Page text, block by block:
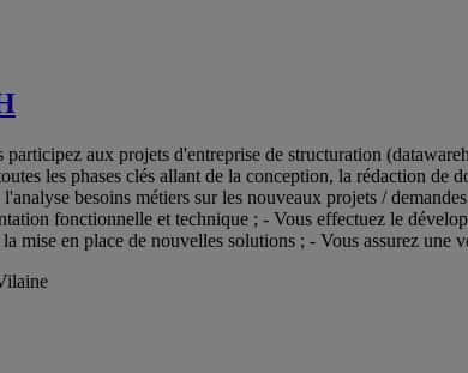
aux projets d'entreprise de structuration
les phases clés allant de la conception, la rédaction
besoins métiers sur les nouveaux projets /
fonctionnelle et technique ; - Vous effectuez le
mise en place de nouvelles solutions ; - Vous assurez une